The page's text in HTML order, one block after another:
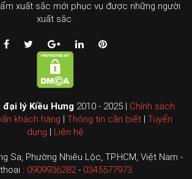
xuất sắc mới phục vụ được những người
xuất sắc.
đại lý Kiều Hưng 2010 - 2025 | Chính sách
khách hàng | Thông tin cần biết| Tuyển
dụng | Liên hệ
Sa, Phường Nhiêu Lộc, TP.HCM, Việt Nam -
: 0909936282- 0345577973